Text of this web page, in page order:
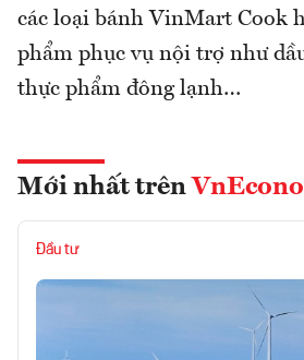
các loại bánh VinMart Cook
phẩm phục vụ nội trợ như
thực phẩm đông lạnh…
Mới nhất trên
Đầu tư